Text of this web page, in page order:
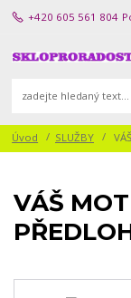
+420 605 561 804
Úvod SLUŽBY
VÁŠ